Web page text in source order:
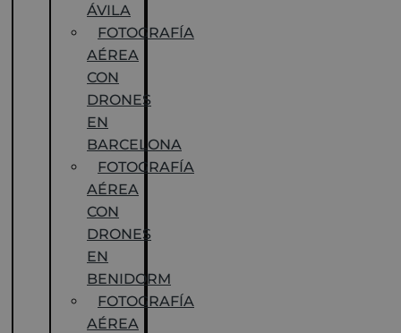
ÁVILA
FOTOGRAFÍA
AÉREA
CON
DRONES
EN
BARCELONA
FOTOGRAFÍA
AÉREA
CON
DRONES
EN
BENIDORM
FOTOGRAFÍA
AÉREA